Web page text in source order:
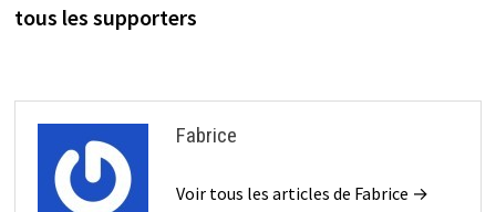
tous les supporters
Fabrice
Voir tous les articles de Fabrice →